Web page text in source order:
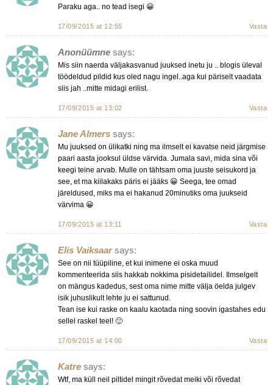
Paraku aga.. no tead isegi 😀
17/09/2015 at 12:55 Vasta
Anonüümne says:
Mis siin naerda väljakasvanud juuksed inetu ju .. blogis üleval
töödeldud pildid kus oled nagu ingel..aga kui päriselt vaadata
siis jah ..mitte midagi erilist.
17/09/2015 at 13:02 Vasta
Jane Almers says:
Mu juuksed on ülikatki ning ma ilmselt ei kavatse neid järgmise
paari aasta jooksul üldse värvida. Jumala savi, mida sina või
keegi teine arvab. Mulle on tähtsam oma juuste seisukord ja
see, et ma kiilakaks päris ei jääks 😀 Seega, tee omad
järeldused, miks ma ei hakanud 20minutiks oma juukseid
värvima 😀
17/09/2015 at 13:11 Vasta
Elis Vaiksaar says:
See on nii tüüpiline, et kui inimene ei oska muud
kommenteerida siis hakkab nokkima pisidetailidel. Ilmselgelt
on mängus kadedus, sest oma nime mitte välja öelda julgev
isik juhuslikult lehte ju ei sattunud.
Tean ise kui raske on kaalu kaotada ning soovin igastahes edu
sellel raskel teel! 🙂
17/09/2015 at 14:00 Vasta
Katre says:
Wtf, ma küll neil piltidel mingit rõvedat meiki või rõvedat